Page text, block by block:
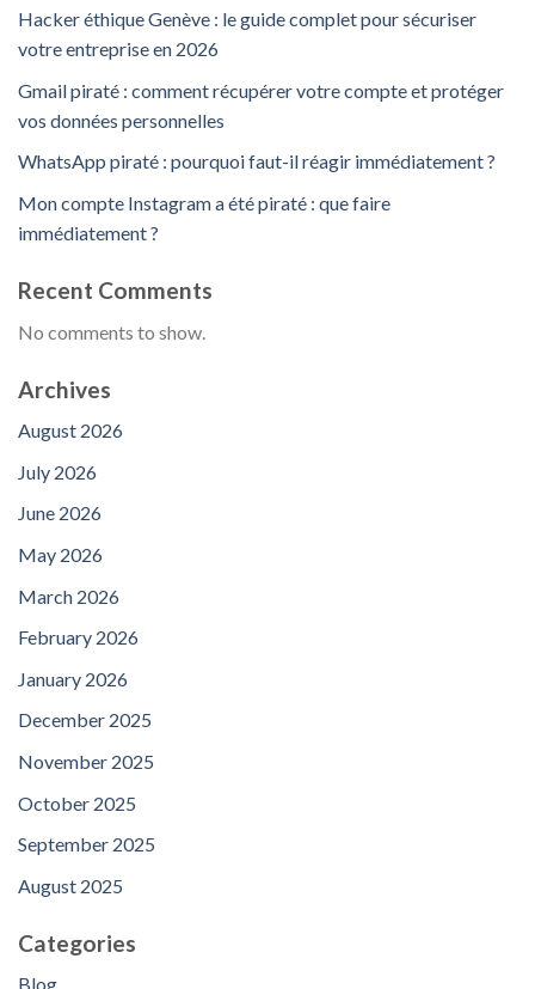
Hacker éthique Genève : le guide complet pour sécuriser
votre entreprise en 2026
Gmail piraté : comment récupérer votre compte et protéger
vos données personnelles
WhatsApp piraté : pourquoi faut-il réagir immédiatement ?
Mon compte Instagram a été piraté : que faire
immédiatement ?
Recent Comments
No comments to show.
Archives
August 2026
July 2026
June 2026
May 2026
March 2026
February 2026
January 2026
December 2025
November 2025
October 2025
September 2025
August 2025
Categories
Blog